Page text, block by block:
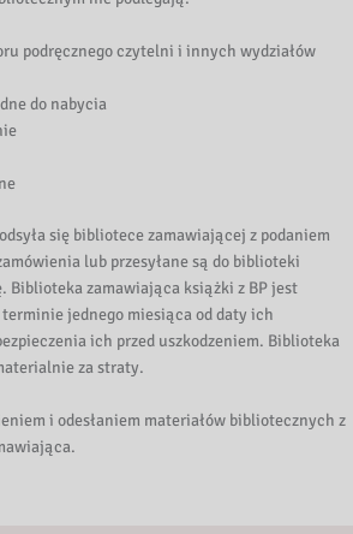
podręcznego czytelni i innych wydziałów
do nabycia
się bibliotece zamawiającej z podaniem
lub przesyłane są do biblioteki
Biblioteka zamawiająca książki z BP jest
jednego miesiąca od daty ich
ich przed uszkodzeniem. Biblioteka
za straty.
i odesłaniem materiałów bibliotecznych z